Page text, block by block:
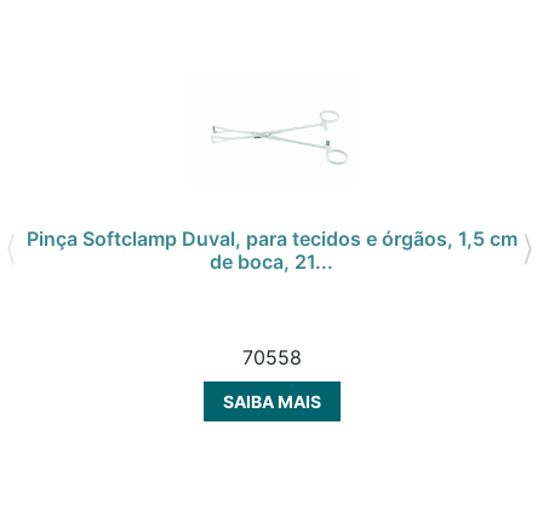
Pinça Softclamp Duval, para tecidos e órgãos, 1,5 cm
de boca, 21...
70558
SAIBA MAIS